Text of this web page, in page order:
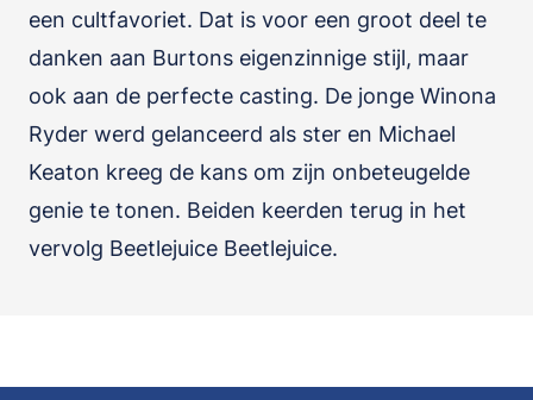
een cultfavoriet. Dat is voor een groot deel te
danken aan Burtons eigenzinnige stijl, maar
ook aan de perfecte casting. De jonge Winona
Ryder werd gelanceerd als ster en Michael
Keaton kreeg de kans om zijn onbeteugelde
genie te tonen. Beiden keerden terug in het
vervolg Beetlejuice Beetlejuice.